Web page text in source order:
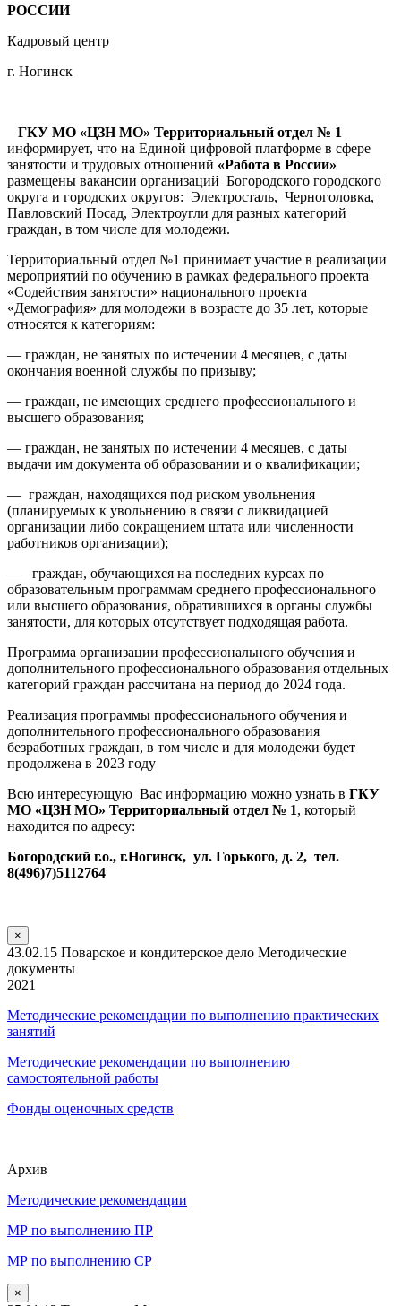
РОССИИ
Кадровый центр
г. Ногинск
ГКУ МО «ЦЗН МО» Территориальный отдел № 1
информирует, что на Единой цифровой платформе в сфере
занятости и трудовых отношений «Работа в России»
размещены вакансии организаций Богородского городского
округа и городских округов: Электросталь, Черноголовка,
Павловский Посад, Электроугли для разных категорий
граждан, в том числе для молодежи.
Территориальный отдел №1 принимает участие в реализации
мероприятий по обучению в рамках федерального проекта
«Содействия занятости» национального проекта
«Демография» для молодежи в возрасте до 35 лет, которые
относятся к категориям:
— граждан, не занятых по истечении 4 месяцев, с даты
окончания военной службы по призыву;
— граждан, не имеющих среднего профессионального и
высшего образования;
— граждан, не занятых по истечении 4 месяцев, с даты
выдачи им документа об образовании и о квалификации;
— граждан, находящихся под риском увольнения
(планируемых к увольнению в связи с ликвидацией
организации либо сокращением штата или численности
работников организации);
— граждан, обучающихся на последних курсах по
образовательным программам среднего профессионального
или высшего образования, обратившихся в органы службы
занятости, для которых отсутствует подходящая работа.
Программа организации профессионального обучения и
дополнительного профессионального образования отдельных
категорий граждан рассчитана на период до 2024 года.
Реализация программы профессионального обучения и
дополнительного профессионального образования
безработных граждан, в том числе и для молодежи будет
продолжена в 2023 году
Всю интересующую Вас информацию можно узнать в ГКУ
МО «ЦЗН МО» Территориальный отдел № 1, который
находится по адресу:
Богородский г.о., г.Ногинск, ул. Горького, д. 2, тел.
8(496)7)5112764
×
43.02.15 Поварское и кондитерское дело Методические
документы
2021
Методические рекомендации по выполнению практических
занятий
Методические рекомендации по выполнению
самостоятельной работы
Фонды оценочных средств
Архив
Методические рекомендации
МР по выполнению ПР
МР по выполнению СР
×